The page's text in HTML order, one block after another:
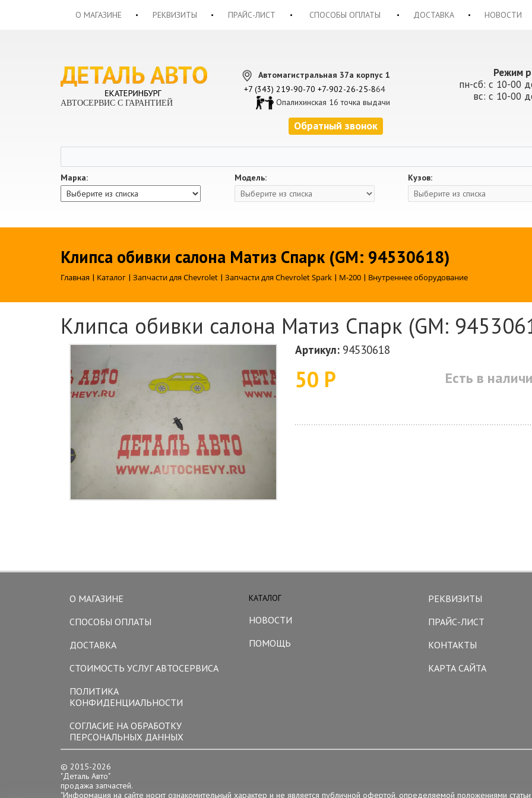
О МАГАЗИНЕ РЕКВИЗИТЫ ПРАЙС-ЛИСТ СПОСОБЫ ОПЛАТЫ ДОСТАВКА НОВОСТИ
АВТОСЕРВИС С ГАРАНТИЕЙ
Автомагистральная 37а корпус 1
+7 (343) 219-90-70 +7-902-26-25-864
Опалихинская 16 точка выдачи
Обратный звонок
Режим
пн-сб: с 10-00
вс: с 10-00
Марка: Модель: Кузов:
Клипса обивки салона Матиз Спарк (GM: 94530618)
Главная | Каталог | Запчасти для Chevrolet | Запчасти для Chevrolet Spark | M-200 | Внутреннее оборудование
Клипса обивки салона Матиз Спарк (GM:
Артикул: 94530618
50 Р Есть в
О МАГАЗИНЕ
СПОСОБЫ ОПЛАТЫ
ДОСТАВКА
СТОИМОСТЬ УСЛУГ АВТОСЕРВИСА
КАТАЛОГ
НОВОСТИ
ПОМОЩЬ
РЕКВИЗИТЫ
ПРАЙС-ЛИСТ
КОНТАКТЫ
КАРТА САЙТА
ПОЛИТИКА
КОНФИДЕНЦИАЛЬНОСТИ
СОГЛАСИЕ НА ОБРАБОТКУ
ПЕРСОНАЛЬНЫХ ДАННЫХ
© 2015-2026
"Деталь Авто"
продажа запчастей.
"Информация на сайте носит ознакомительный характер и не является публичной офертой, определяемой положениями